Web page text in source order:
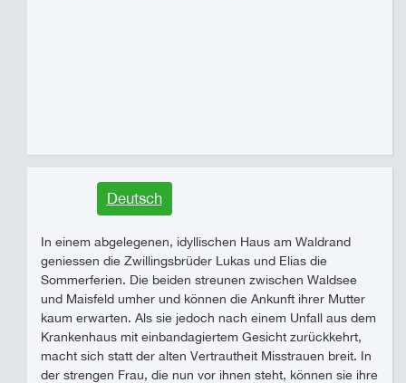
Deutsch
In einem abgelegenen, idyllischen Haus am Waldrand
geniessen die Zwillingsbrüder Lukas und Elias die
Sommerferien. Die beiden streunen zwischen Waldsee
und Maisfeld umher und können die Ankunft ihrer Mutter
kaum erwarten. Als sie jedoch nach einem Unfall aus dem
Krankenhaus mit einbandagiertem Gesicht zurückkehrt,
macht sich statt der alten Vertrautheit Misstrauen breit. In
der strengen Frau, die nun vor ihnen steht, können sie ihre